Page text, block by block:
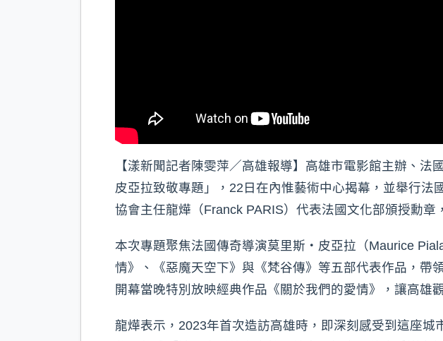
【漾新聞記者陳雯萍／高雄報導】高雄市電影館主辦、
皮亞拉致敬專題」，22日在內惟藝術中心揭幕，並舉行
協會主任龍燁（Franck PARIS）代表法國文化部頒授勳
本次專題聚焦法國傳奇導演莫里斯・皮亞拉（Maurice
情》、《惡魔天空下》與《梵谷傳》等五部代表作品，帶
開幕當晚特別放映經典作品《關於我們的愛情》，讓高雄
龍燁表示，2023年首次造訪高雄時，即深刻感受到這座